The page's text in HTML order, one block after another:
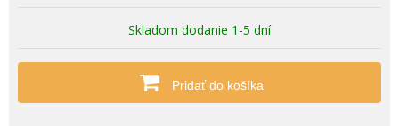
Skladom dodanie 1-5 dní
Pridať do košíka